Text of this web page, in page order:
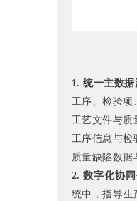
1. 统一主数
工序、检验项
工艺文件与质
工序信息与检
质量缺陷数据
2. 数字化协
统中，指导生